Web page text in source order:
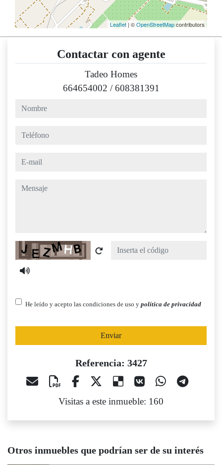
Leaflet| ©OpenStreetMapcontributors
Contactar con agente
Tadeo Homes
664654002 /608381391
nombre
teléfono
e-mail
mensaje
Captcha
He leído y acepto las condiciones de uso y política de privacidad
Enviar
Referencia: 3427
Visitas a este inmueble: 160
Otros inmuebles que podrían ser de su interés